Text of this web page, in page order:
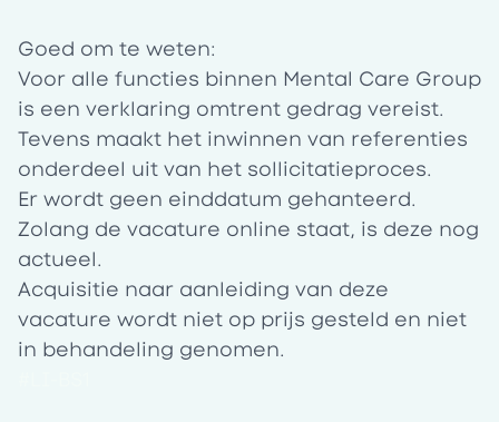
Goed om te weten:
Voor alle functies binnen Mental Care Group
is een verklaring omtrent gedrag vereist.
Tevens maakt het inwinnen van referenties
onderdeel uit van het sollicitatieproces.
Er wordt geen einddatum gehanteerd.
Zolang de vacature online staat, is deze nog
actueel.
Acquisitie naar aanleiding van deze
vacature wordt niet op prijs gesteld en niet
in behandeling genomen.